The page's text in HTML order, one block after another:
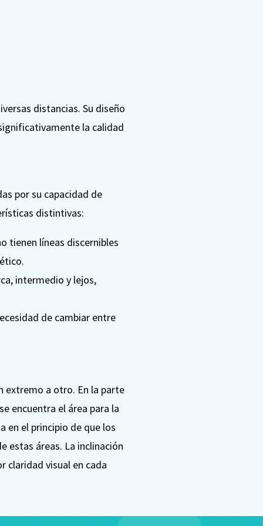
distancias. Su diseño
la calidad
por su capacidad de
distintivas:
tienen líneas discernibles
intermedio y lejos,
de cambiar entre
extremo a otro. En la parte
encuentra el área para la
en el principio de que los
estas áreas. La inclinación
claridad visual en cada